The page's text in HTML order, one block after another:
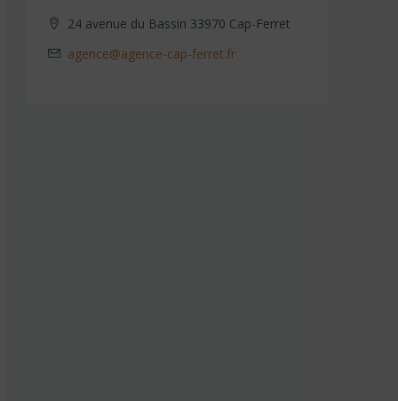
24 avenue du Bassin 33970 Cap-Ferret
agence@agence-cap-ferret.fr